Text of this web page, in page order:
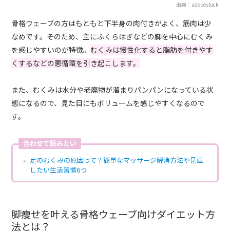
出典：adobestock
骨格ウェーブの方はもともと下半身の肉付きがよく、筋肉は少
なめです。そのため、主にふくらはぎなどの脚を中心にむくみ
を感じやすいのが特徴。 むくみは慢性化すると脂肪を付きやす
くするなどの悪循環を引き起こします。
また、むくみは水分や老廃物が溜まりパンパンになっている状
態になるので、見た目にもボリュームを感じやすくなるので
す。
合わせて読みたい
足のむくみの原因って？簡単なマッサージ解消方法や見直
したい生活習慣6つ
脚痩せを叶える骨格ウェーブ向けダイエット方
法とは？